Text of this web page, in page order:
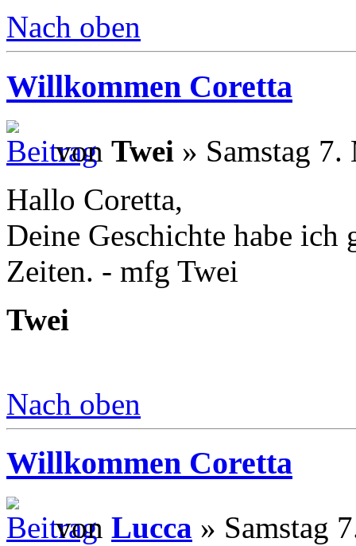
Nach oben
Willkommen Coretta
von Twei » Samstag
Hallo Coretta,
Deine Geschichte habe ich
Zeiten. - mfg Twei
Twei
Nach oben
Willkommen Coretta
von Lucca » Samstag